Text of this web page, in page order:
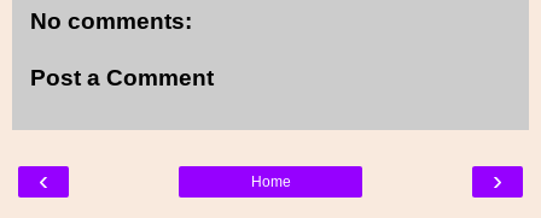
No comments:
Post a Comment
‹ ›
Home